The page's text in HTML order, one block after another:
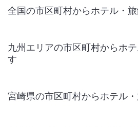
全国の市区町村からホテル・
九州エリアの市区町村からホ
す
宮崎県の市区町村からホテル